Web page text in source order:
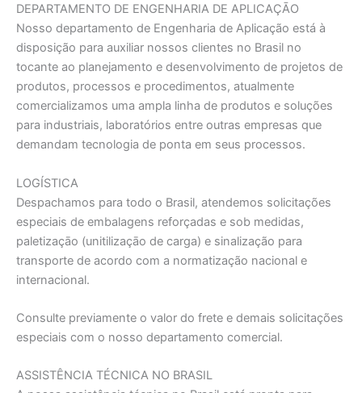
DEPARTAMENTO DE ENGENHARIA DE APLICAÇĀO
Nosso departamento de Engenharia de Aplicação está à
disposição para auxiliar nossos clientes no Brasil no
tocante ao planejamento e desenvolvimento de projetos de
produtos, processos e procedimentos, atualmente
comercializamos uma ampla linha de produtos e soluções
para industriais, laboratórios entre outras empresas que
demandam tecnologia de ponta em seus processos.
LOGÍSTICA
Despachamos para todo o Brasil, atendemos solicitações
especiais de embalagens reforçadas e sob medidas,
paletizaçāo (unitilizaçāo de carga) e sinalização para
transporte de acordo com a normatização nacional e
internacional.
Consulte previamente o valor do frete e demais solicitações
especiais com o nosso departamento comercial.
ASSISTÊNCIA TÉCNICA NO BRASIL